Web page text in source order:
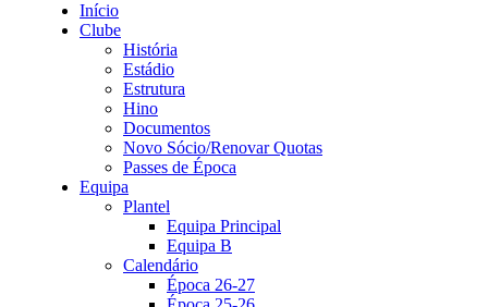
Início
Clube
História
Estádio
Estrutura
Hino
Documentos
Novo Sócio/Renovar Quotas
Passes de Época
Equipa
Plantel
Equipa Principal
Equipa B
Calendário
Época 26-27